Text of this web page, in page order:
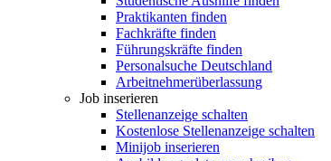
Praktikanten finden
Fachkräfte finden
Führungskräfte finden
Personalsuche Deutschland
Arbeitnehmerüberlassung
Job inserieren
Stellenanzeige schalten
Kostenlose Stellenanzeige schalten
Minijob inserieren